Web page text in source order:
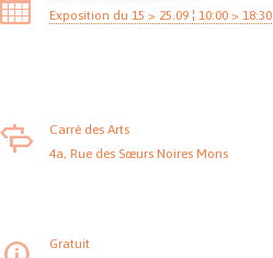
Exposition du 15 > 25.09 ¦ 10:00 > 18:30
Carré des Arts
4a, Rue des Sœurs Noires Mons
Gratuit